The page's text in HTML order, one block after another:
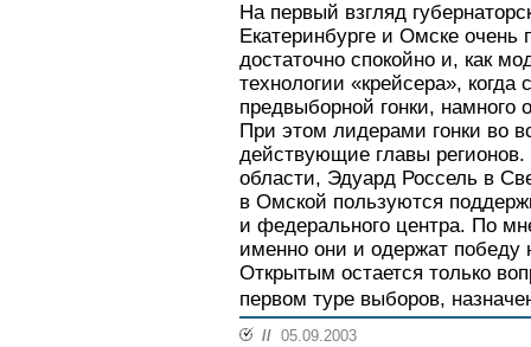
На первый взгляд
Екатеринбурге и Омске
достаточно спокойно и, как
технологии «крейсера»,
предвыборной гонки,
При этом лидерами гонки во
действующие главы
области, Эдуард Россель в
в Омской пользуются
и федерального центра. По
именно они и одержат
Открытым остается только
первом туре выборов,
// 05.09.2003